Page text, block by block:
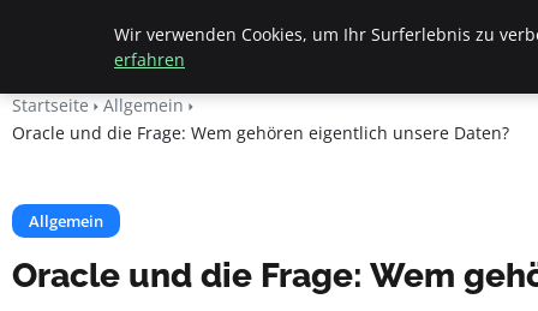
Beyond Surface
Startseite
Allgemein
Oracle und die Frage: Wem gehören eigentlich unsere Daten?
Allgemein
Oracle und die Frage: Wem
Wir verwenden Cookies, um Ihr Surferlebnis zu
erfahren